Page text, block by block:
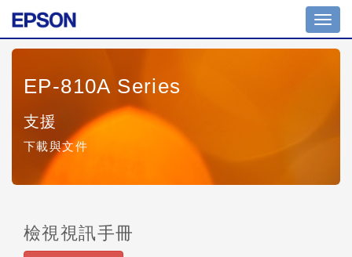
EP-810A Series
支援
下載與文件
檢視視訊手冊